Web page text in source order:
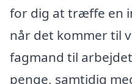
for dig at træffe en
når det kommer til
fagmand til
penge, samtidig